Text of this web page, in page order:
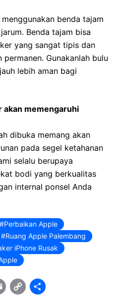
benda tajam
Benda tajam bisa
yang sangat tipis dan
Gunakanlah bulu
lebih aman bagi
akan memengaruhi
dibuka memang akan
pada segel ketahanan
selalu berupaya
bodi yang berkualitas
internal ponsel Anda
Perbaikan Apple
Ruang Apple Palembang
iPhone Rusak
C S